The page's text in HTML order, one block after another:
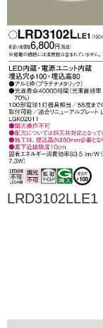
LRD3102LLE1